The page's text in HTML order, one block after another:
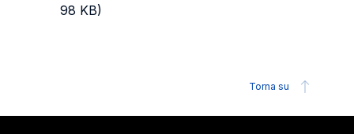
98 KB)
Torna su